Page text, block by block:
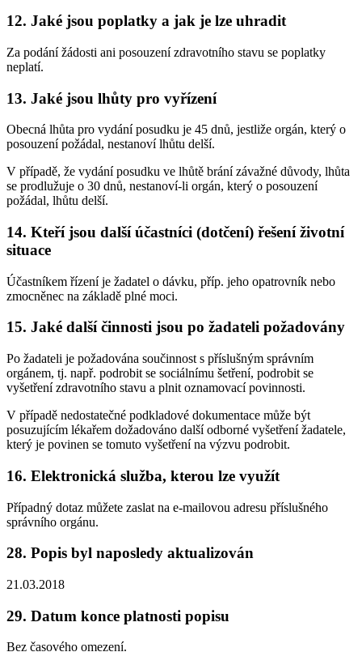
12. Jaké jsou poplatky a jak je lze uhradit
Za podání žádosti ani posouzení zdravotního stavu se poplatky
neplatí.
13. Jaké jsou lhůty pro vyřízení
Obecná lhůta pro vydání posudku je 45 dnů, jestliže orgán, který o
posouzení požádal, nestanoví lhůtu delší.
V případě, že vydání posudku ve lhůtě brání závažné důvody, lhůta
se prodlužuje o 30 dnů, nestanoví-li orgán, který o posouzení
požádal, lhůtu delší.
14. Kteří jsou další účastníci (dotčení) řešení životní
situace
Účastníkem řízení je žadatel o dávku, příp. jeho opatrovník nebo
zmocněnec na základě plné moci.
15. Jaké další činnosti jsou po žadateli požadovány
Po žadateli je požadována součinnost s příslušným správním
orgánem, tj. např. podrobit se sociálnímu šetření, podrobit se
vyšetření zdravotního stavu a plnit oznamovací povinnosti.
V případě nedostatečné podkladové dokumentace může být
posuzujícím lékařem dožadováno další odborné vyšetření žadatele,
který je povinen se tomuto vyšetření na výzvu podrobit.
16. Elektronická služba, kterou lze využít
Případný dotaz můžete zaslat na e-mailovou adresu příslušného
správního orgánu.
28. Popis byl naposledy aktualizován
21.03.2018
29. Datum konce platnosti popisu
Bez časového omezení.